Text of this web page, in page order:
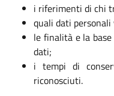
i riferimenti di chi
quali dati
le finalità e la
dati;
i tempi di
riconosciuti.